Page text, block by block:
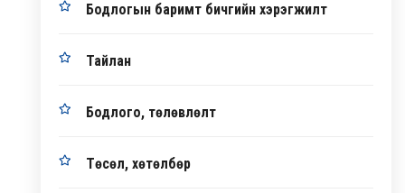
Бодлогын баримт бичгийн хэрэгжилт
Тайлан
Бодлого, төлөвлөлт
Төсөл, хөтөлбөр